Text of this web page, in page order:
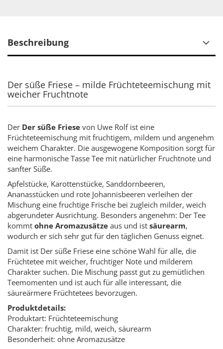
Beschreibung
Der süße Friese – milde Früchteteemischung mit
weicher Fruchtnote
Der Der süße Friese von Uwe Rolf ist eine
Früchteteemischung mit fruchtigem, mildem und angenehm
weichem Charakter. Die ausgewogene Komposition sorgt für
eine harmonische Tasse Tee mit natürlicher Fruchtnote und
sanfter Süße.
Apfelstücke, Karottenstücke, Sanddornbeeren,
Ananasstücken und rote Johannisbeeren verleihen der
Mischung eine fruchtige Frische bei zugleich milder, weich
abgerundeter Ausrichtung. Besonders angenehm: Der Tee
kommt ohne Aromazusätze aus und ist säurearm,
wodurch er sich sehr gut für den täglichen Genuss eignet.
Damit ist Der süße Friese eine schöne Wahl für alle, die
Früchtetee mit weicher, fruchtiger Note und milderem
Charakter suchen. Die Mischung passt gut zu gemütlichen
Teemomenten und ist auch für alle interessant, die
säureärmere Früchtetees bevorzugen.
Produktdetails:
Produktart: Früchteteemischung
Charakter: fruchtig, mild, weich, säurearm
Besonderheit: ohne Aromazusätze